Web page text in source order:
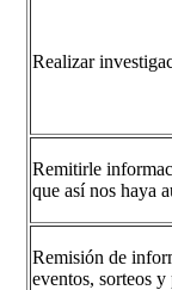
Realizar
Remitirle
que así nos haya
Remisión de
eventos, sorteos